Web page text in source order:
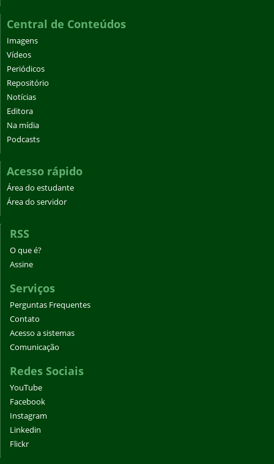
Central de Conteúdos
Imagens
Vídeos
Periódicos
Repositório
Notícias
Editora
Na mídia
Podcasts
Acesso rápido
Área do estudante
Área do servidor
RSS
O que é?
Assine
Serviços
Perguntas Frequentes
Contato
Acesso a sistemas
Comunicação
Redes Sociais
YouTube
Facebook
Instagram
Linkedin
Flickr